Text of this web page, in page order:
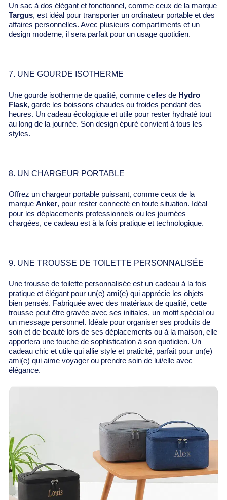
Un sac à dos élégant et fonctionnel, comme ceux de la marque
Targus, est idéal pour transporter un ordinateur portable et des
affaires personnelles. Avec plusieurs compartiments et un
design moderne, il sera parfait pour un usage quotidien.
7. UNE GOURDE ISOTHERME
Une gourde isotherme de qualité, comme celles de Hydro
Flask, garde les boissons chaudes ou froides pendant des
heures. Un cadeau écologique et utile pour rester hydraté tout
au long de la journée. Son design épuré convient à tous les
styles.
8. UN CHARGEUR PORTABLE
Offrez un chargeur portable puissant, comme ceux de la
marque Anker, pour rester connecté en toute situation. Idéal
pour les déplacements professionnels ou les journées
chargées, ce cadeau est à la fois pratique et technologique.
9. UNE TROUSSE DE TOILETTE PERSONNALISÉE
Une trousse de toilette personnalisée est un cadeau à la fois
pratique et élégant pour un(e) ami(e) qui apprécie les objets
bien pensés. Fabriquée avec des matériaux de qualité, cette
trousse peut être gravée avec ses initiales, un motif spécial ou
un message personnel. Idéale pour organiser ses produits de
soin et de beauté lors de ses déplacements ou à la maison, elle
apportera une touche de sophistication à son quotidien. Un
cadeau chic et utile qui allie style et praticité, parfait pour un(e)
ami(e) qui aime voyager ou prendre soin de lui/elle avec
élégance.